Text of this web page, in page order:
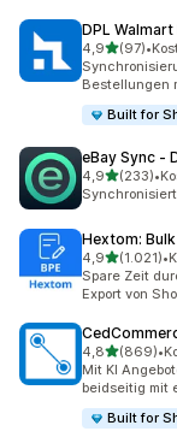
DPL
4,9von 5
(97)
97 •
Bestellungen
Built for
eBay Sync ‑
4,9von 5
(233)
233 •
Hextom:
4,9von 5(1.021)
1021 •
Spare Zeit
Export von
4,8von 5(869)
869 •
Mit KI
beidseitig mit
Built for